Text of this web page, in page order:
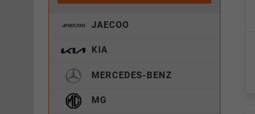
JAECOO
KIA
MERCEDES-BENZ
MG